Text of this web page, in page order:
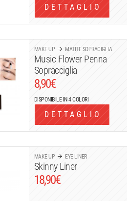
DETTAGLIO
MAKE UP MATITE SOPRACIGLIA
Music Flower Penna
Sopracciglia
8,90€
DISPONIBILE IN 4 COLORI
DETTAGLIO
MAKE UP EYE LINER
Skinny Liner
18,90€